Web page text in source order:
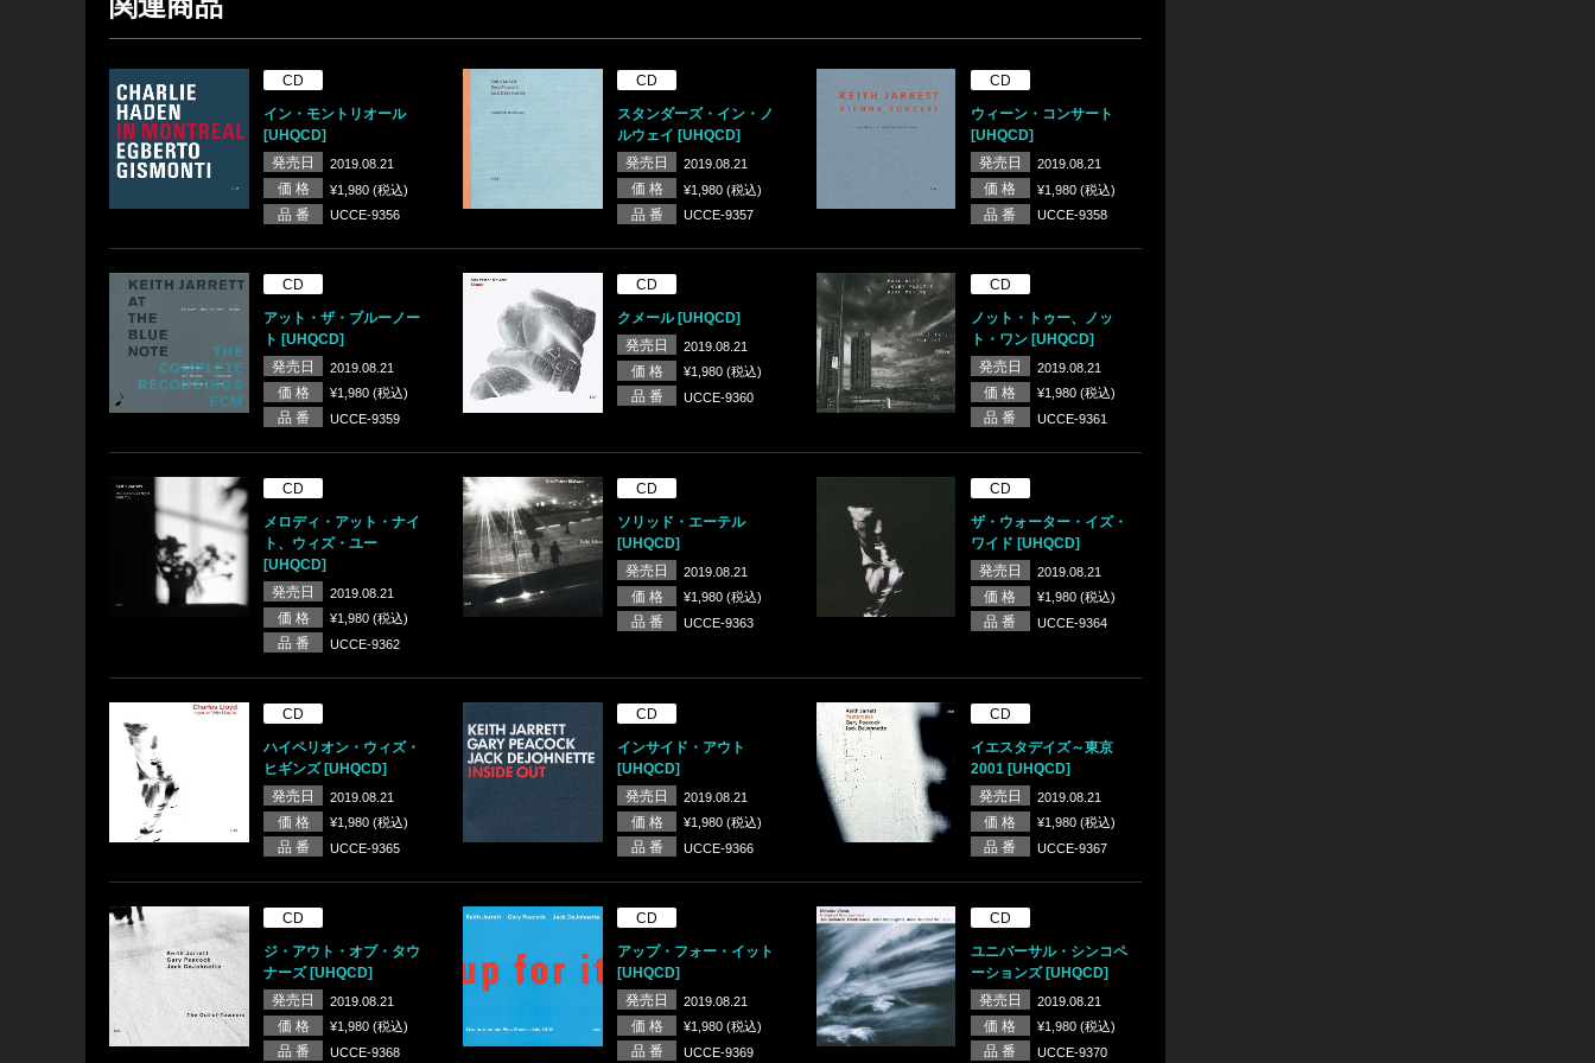
CD
イン・モントリオール
[UHQCD]
発売日
2019.08.21
価 格 ¥1,980 (税込)
品 番 UCCE-9356
CD
スタンダーズ・イン・ノ
ルウェイ [UHQCD]
発売日
2019.08.21
価 格 ¥1,980 (税込)
品 番 UCCE-9357
CD
ウィーン・コンサート
[UHQCD]
発売日
2019.08.21
価 格 ¥1,980 (税込)
品 番 UCCE-9358
CD
アット・ザ・ブルーノー
ト [UHQCD]
発売日
2019.08.21
価 格 ¥1,980 (税込)
品 番 UCCE-9359
CD
クメール [UHQCD]
発売日
2019.08.21
価 格 ¥1,980 (税込)
品 番 UCCE-9360
CD
ノット・トゥー、ノッ
ト・ワン [UHQCD]
発売日
2019.08.21
価 格 ¥1,980 (税込)
品 番 UCCE-9361
CD
メロディ・アット・ナイ
ト、ウィズ・ユー
[UHQCD]
発売日
2019.08.21
価 格 ¥1,980 (税込)
品 番 UCCE-9362
CD
ソリッド・エーテル
[UHQCD]
発売日
2019.08.21
価 格 ¥1,980 (税込)
品 番 UCCE-9363
CD
ザ・ウォーター・イズ・
ワイド [UHQCD]
発売日
2019.08.21
価 格 ¥1,980 (税込)
品 番 UCCE-9364
CD
ハイペリオン・ウィズ・
ヒギンズ [UHQCD]
発売日
2019.08.21
価 格 ¥1,980 (税込)
品 番 UCCE-9365
CD
インサイド・アウト
[UHQCD]
発売日
2019.08.21
価 格 ¥1,980 (税込)
品 番 UCCE-9366
CD
イエスタデイズ～東京
2001 [UHQCD]
発売日
2019.08.21
価 格 ¥1,980 (税込)
品 番 UCCE-9367
CD
ジ・アウト・オブ・タウ
ナーズ [UHQCD]
発売日
2019.08.21
価 格 ¥1,980 (税込)
品 番 UCCE-9368
CD
アップ・フォー・イット
[UHQCD]
発売日
2019.08.21
価 格 ¥1,980 (税込)
品 番 UCCE-9369
CD
ユニバーサル・シンコペ
ーションズ [UHQCD]
発売日
2019.08.21
価 格 ¥1,980 (税込)
品 番 UCCE-9370